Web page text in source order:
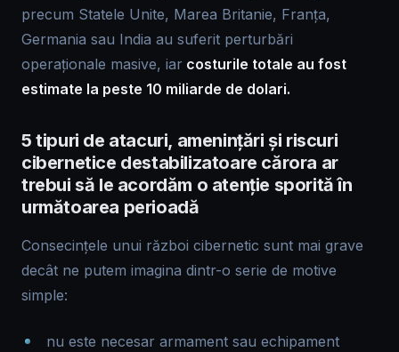
precum Statele Unite, Marea Britanie, Franța,
Germania sau India au suferit perturbări
operaționale masive, iar costurile totale au fost
estimate la peste 10 miliarde de dolari.
5 tipuri de atacuri, amenințări și riscuri
cibernetice destabilizatoare cărora ar
trebui să le acordăm o atenție sporită în
următoarea perioadă
Consecințele unui război cibernetic sunt mai grave
decât ne putem imagina dintr-o serie de motive
simple:
nu este necesar armament sau echipament